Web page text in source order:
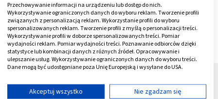
Co przysługuje osobie chorej na nowotwór?
1
Przechowywanie informacji na urządzeniu lub dostęp do nich.
Wykorzystywanie ograniczonych danych do wyboru reklam. Tworzenie profili
związanych z personalizacją reklam. Wykorzystanie profili do wyboru
spersonalizowanych reklam. Tworzenie profili z myślą o personalizacji treści.
Wykorzystywanie profili w doborze spersonalizowanych treści. Pomiar
wydajności reklam. Pomiar wydajności treści. Poznawanie odbiorców dzięki
statystyce lub kombinacji danych z różnych źródeł. Opracowywanie i
ulepszanie usług. Wykorzystywanie ograniczonych danych do wyboru treści.
Dane mogą być udostępniane poza Unię Europejską i wysyłane do USA.
Wyświetl listę partnerów (11 dostawców IAB)
Akceptuj wszystko
Nie zgadzam się